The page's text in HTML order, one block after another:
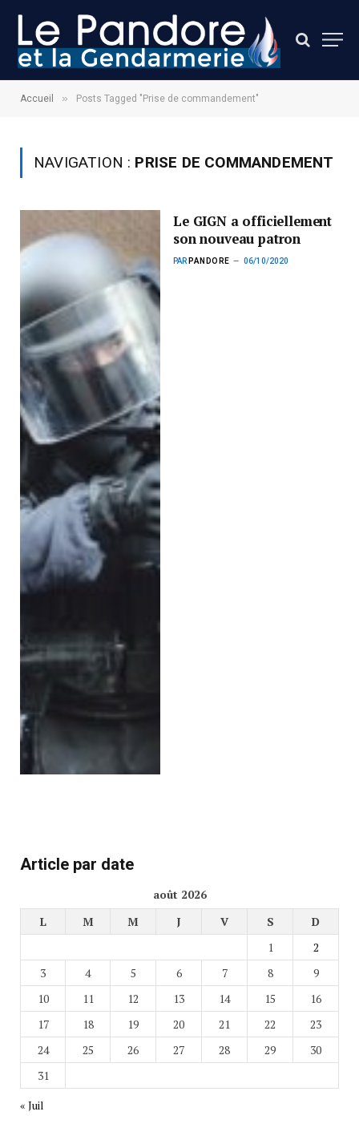
Accueil » Posts Tagged "Prise de commandement"
NAVIGATION : PRISE DE COMMANDEMENT
Le GIGN a officiellement
son nouveau patron
PAR PANDORE 06/10/2020
Article par date
août 2026
L
M M J V S
D
1
2
3
4 5 6 7 8
9
10
11 12 13 14 15
16
17
18 19 20 21 22
23
24
25 26 27 28 29
30
31
« Juil